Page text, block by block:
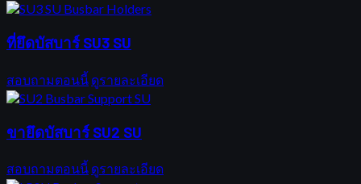
ที่ยึดบัสบาร์ SU3 SU
สอบถามตอนนี้ ดูรายละเอียด
ขายึดบัสบาร์ SU2 SU
สอบถามตอนนี้ ดูรายละเอียด